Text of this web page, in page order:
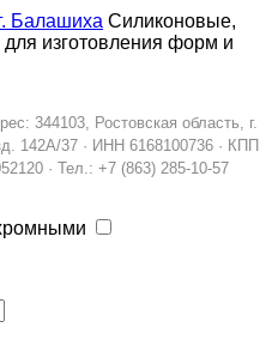
Балашиха Силиконовые,
изготовления форм и
344103, Ростовская область, г.
142А/37 · ИНН 6168100736 · КПП
· Тел.: +7 (863) 285-10-57